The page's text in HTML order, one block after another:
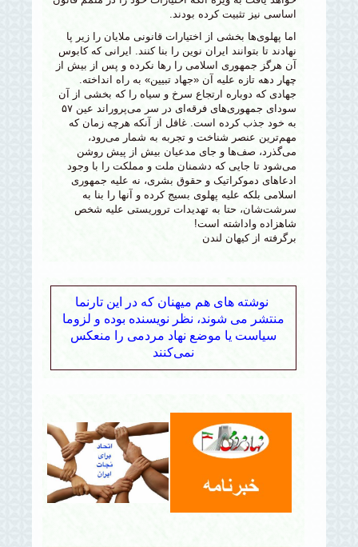
اساسی نیز تثبیت کرده بودند.
اما پهلوی‌ها بخشی از اختیارات قانونی ملایان را زیر پا
نهادند تا بتوانند ایران نوین را بنا کنند. ایرانی که کابوس
آن هرگز جمهوری اسلامی را رها نکرده و پس از بیش از
چهار دهه تازه علیه آن «جهاد تبیین» به راه انداخته.
جهادی که دوباره ارتجاع سرخ و سیاه را که بخشی از آن
سودای جمهوری‌های فرقه‌ای در سر می‌پروراند عین ۵۷
به خود جذب کرده است. غافل از آنکه هرچه زمان که
مهم‌ترین عنصر شناخت و تجربه به شمار می‌رود،
می‌گذرد، صف‌ها و جای مدعیان بیش از پیش روشن
می‌شود تا جایی که دشمنان ملت و مملکت را با وجود
ادعاهای دموکراتیک و حقوق بشری، نه علیه جمهوری
اسلامی بلکه علیه پهلوی بسیج کرده و آنها را بنا به
سرشت‌شان، حتا به تهدیدات تروریستی علیه شخص
شاهزاده واداشته است!
برگرفته از کیهان لندن
نوشته های هم میهنان که در این تارنما
منتشر می شوند، نظر نویسنده بوده و لزوما
سیاست یا موضع نهاد مردمی را منعکس
نمی‌کنند